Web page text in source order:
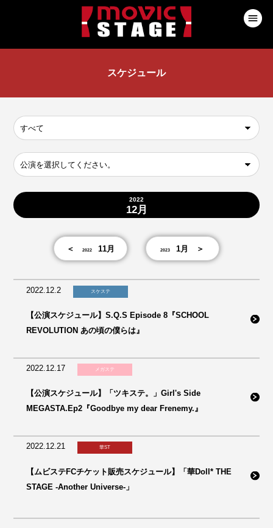
スケジュール
2022
12月
＜2022 11月 2023 1月 ＞
2022.12.2 スケステ
【公演スケジュール】S.Q.S Episode 8『SCHOOL
REVOLUTION あの頃の僕らは』
2022.12.17 メガステ
【公演スケジュール】「ツキステ。」Girl's Side
MEGASTA.Ep2『Goodbye my dear Frenemy.』
2022.12.21 華ST
【ムビステFCチケット販売スケジュール】「華Doll* THE
STAGE -Another Universe-」